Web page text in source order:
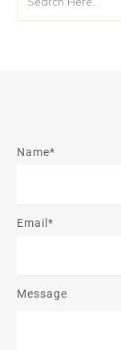
Name*
Email*
Message